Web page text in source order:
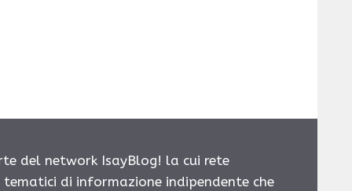
del network IsayBlog! la cui rete
di informazione indipendente che